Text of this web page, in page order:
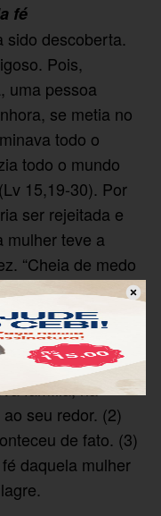
fé
sido descoberta.
Pois,
uma pessoa
se metia no
todo o
todo o mundo
15,19-30). Por
ser rejeitada e
mulher teve a
“Cheia de medo
Jesus e contou
final: “Minha
paz e fique
filha”, isto é,
família, na
seu redor. (2)
de fato. (3)
daquela mulher